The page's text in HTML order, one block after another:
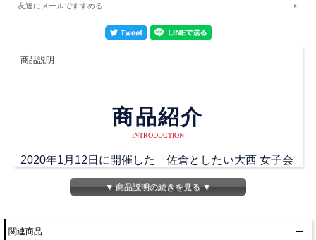
友達にメールですすめる
商品説明
商品紹介
INTRODUCTION
2020年1月12日に開催した「佐倉としたい大西 女子会
イベント～Toshitai Girls Collection」を再現したアク
リルスマホスタンドです。
ラクターイラストを使って、当時の模様を再現してい
▼ 商品説明の続きを見る ▼
関連商品